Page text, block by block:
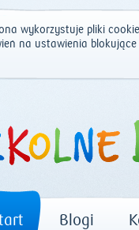
wykorzystuje pliki
na ustawienia
Blogi